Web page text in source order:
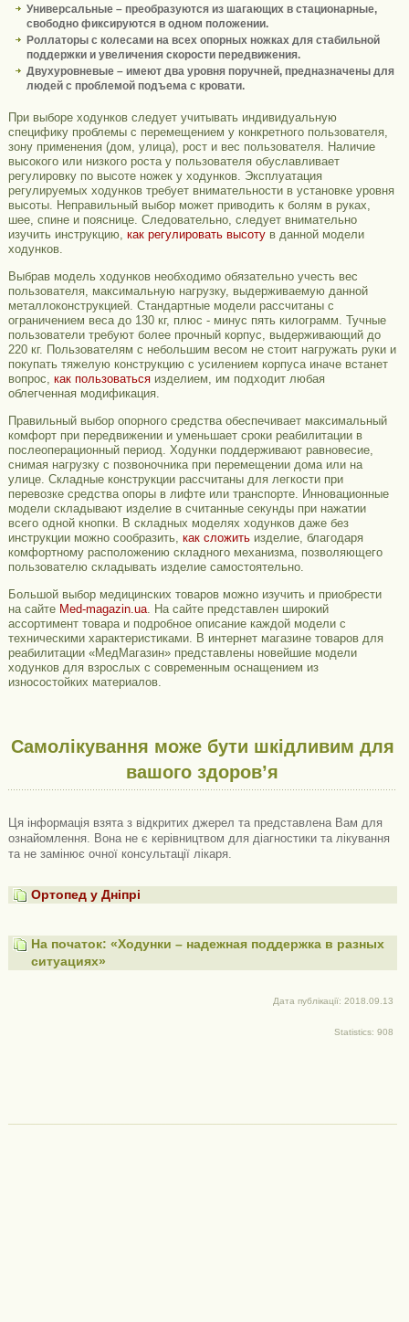
Универсальные – преобразуются из шагающих в стационарные,
свободно фиксируются в одном положении.
Роллаторы с колесами на всех опорных ножках для стабильной
поддержки и увеличения скорости передвижения.
Двухуровневые – имеют два уровня поручней, предназначены для
людей с проблемой подъема с кровати.
При выборе ходунков следует учитывать индивидуальную
специфику проблемы с перемещением у конкретного пользователя,
зону применения (дом, улица), рост и вес пользователя. Наличие
высокого или низкого роста у пользователя обуславливает
регулировку по высоте ножек у ходунков. Эксплуатация
регулируемых ходунков требует внимательности в установке уровня
высоты. Неправильный выбор может приводить к болям в руках,
шее, спине и пояснице. Следовательно, следует внимательно
изучить инструкцию, как регулировать высотув данной модели
ходунков.
Выбрав модель ходунков необходимо обязательно учесть вес
пользователя, максимальную нагрузку, выдерживаемую данной
металлоконструкцией. Стандартные модели рассчитаны с
ограничением веса до 130 кг, плюс - минус пять килограмм. Тучные
пользователи требуют более прочный корпус, выдерживающий до
220 кг. Пользователям с небольшим весом не стоит нагружать руки и
покупать тяжелую конструкцию с усилением корпуса иначе встанет
вопрос, как пользоватьсяизделием, им подходит любая
облегченная модификация.
Правильный выбор опорного средства обеспечивает максимальный
комфорт при передвижении и уменьшает сроки реабилитации в
послеоперационный период. Ходунки поддерживают равновесие,
снимая нагрузку с позвоночника при перемещении дома или на
улице. Складные конструкции рассчитаны для легкости при
перевозке средства опоры в лифте или транспорте. Инновационные
модели складывают изделие в считанные секунды при нажатии
всего одной кнопки. В складных моделях ходунков даже без
инструкции можно сообразить, как сложитьизделие, благодаря
комфортному расположению складного механизма, позволяющего
пользователю складывать изделие самостоятельно.
Большой выбор медицинских товаров можно изучить и приобрести
на сайте Med-magazin.ua. На сайте представлен широкий
ассортимент товара и подробное описание каждой модели с
техническими характеристиками. В интернет магазине товаров для
реабилитации «МедМагазин» представлены новейшие модели
ходунков для взрослых с современным оснащением из
износостойких материалов.
Самолікування може бути шкідливим для
вашого здоров’я
Ця інформація взята з відкритих джерел та представлена ​​Вам для
ознайомлення. Вона не є керівництвом для діагностики та лікування
та не замінює очної консультації лікаря.
Ортопед у Дніпрі
На початок: «Ходунки – надежная поддержка в разных
ситуациях»
Дата публікації: 2018.09.13
Statistics: 908